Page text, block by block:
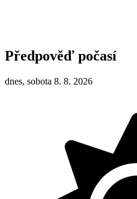
Předpověď počasí
dnes, sobota 8. 8. 2026